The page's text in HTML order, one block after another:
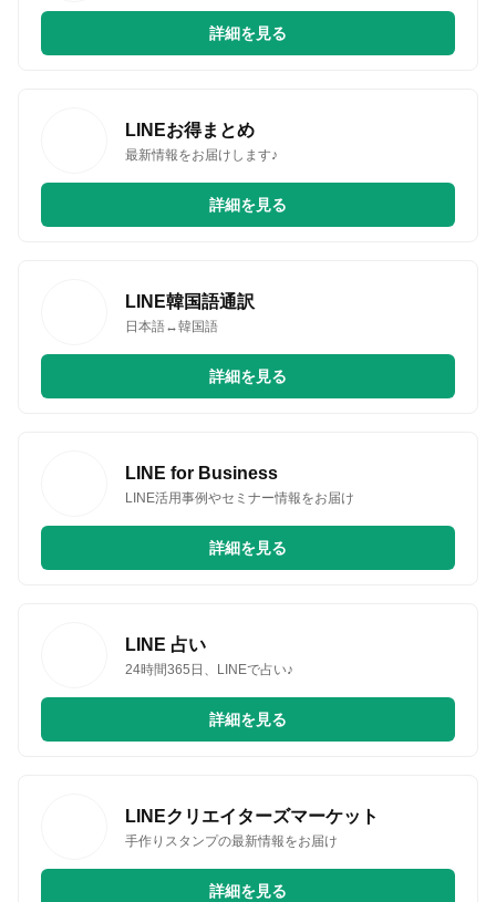
詳細を見る
LINEお得まとめ
最新情報をお届けします♪
詳細を見る
LINE韓国語通訳
日本語↔韓国語
詳細を見る
LINE for Business
LINE活用事例やセミナー情報をお届け
詳細を見る
LINE 占い
24時間365日、LINEで占い♪
詳細を見る
LINEクリエイターズマーケット
手作りスタンプの最新情報をお届け
詳細を見る